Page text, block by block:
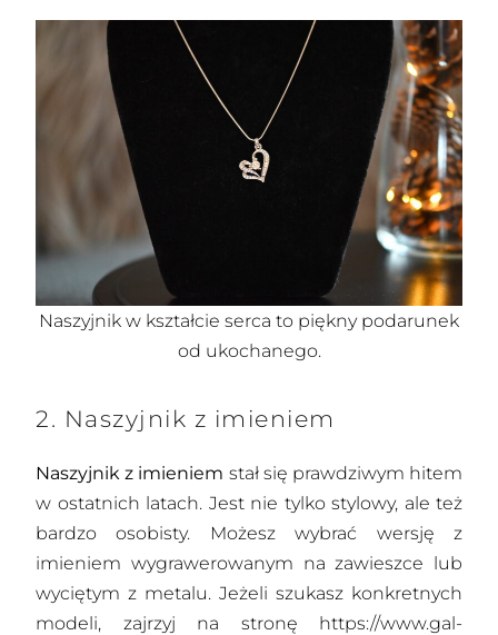
Naszyjnik w kształcie serca to piękny podarunek
od ukochanego.
2. Naszyjnik z imieniem
Naszyjnik z imieniem stał się prawdziwym hitem
w ostatnich latach. Jest nie tylko stylowy, ale też
bardzo osobisty. Możesz wybrać wersję z
imieniem wygrawerowanym na zawieszce lub
wyciętym z metalu. Jeżeli szukasz konkretnych
modeli, zajrzyj na stronę
https://www.gal-